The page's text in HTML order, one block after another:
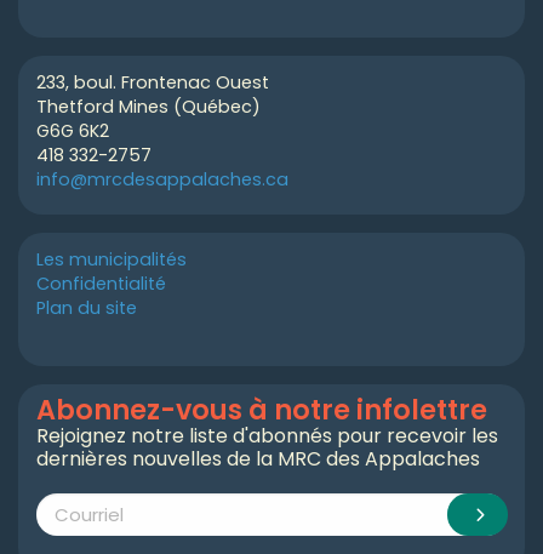
233, boul. Frontenac Ouest
Thetford Mines (Québec)
G6G 6K2
418 332-2757
info@mrcdesappalaches.ca
Les municipalités
Confidentialité
Plan du site
Abonnez-vous à notre infolettre
Rejoignez notre liste d'abonnés pour recevoir les
dernières nouvelles de la MRC des Appalaches